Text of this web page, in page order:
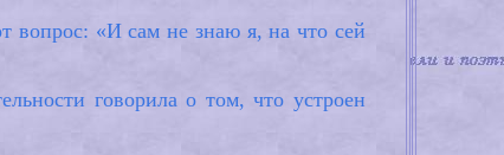
вопрос: «И сам не знаю я, на что сей
говорила о том, что устроен